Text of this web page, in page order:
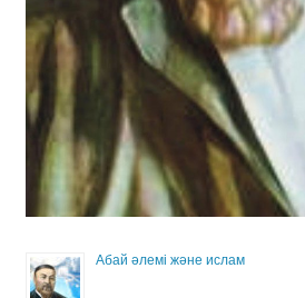
Абай әлемі және ислам